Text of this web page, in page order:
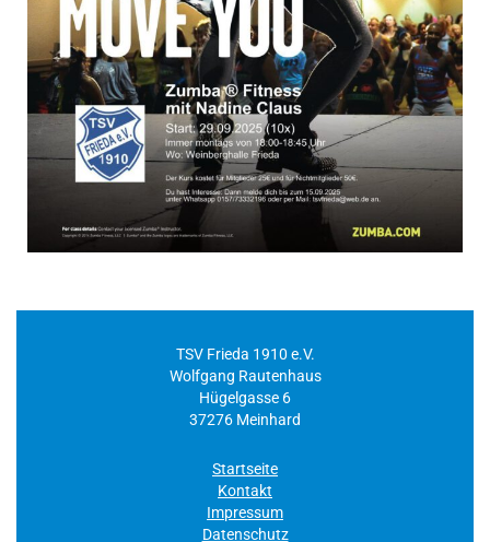
TSV Frieda 1910 e.V.
Wolfgang Rautenhaus
Hügelgasse 6
37276 Meinhard
Startseite
Kontakt
Impressum
Datenschutz